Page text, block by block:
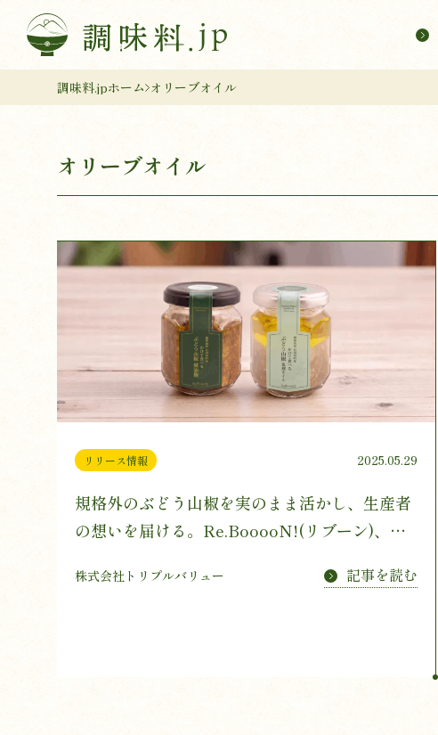
調味料.jpホーム オリーブオイル
オリーブオイル
リリース情報 2025.05.29
規格外のぶどう山椒を実のまま活かし、生産者
の想いを届ける。Re.BooooN!(リブーン)、新
売！
株式会社トリプルバリュー 記事を読む